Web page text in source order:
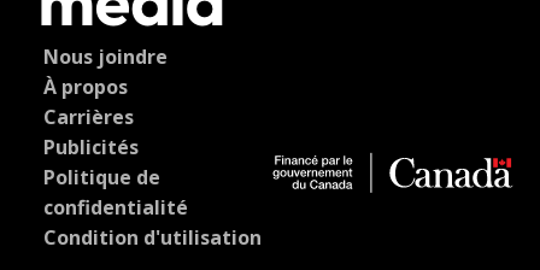
Nous joindre
À propos
Carrières
Publicités
Politique de
confidentialité
Condition d'utilisation